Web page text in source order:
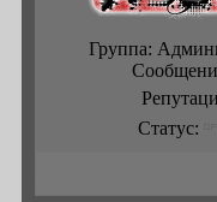
Группа:
Статус: